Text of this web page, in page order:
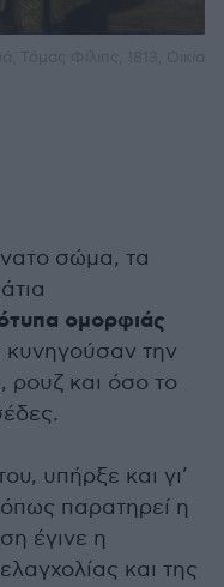
σώμα, τα
ομορφιάς
κυνηγούσαν την
ρουζ και όσο το
υπήρξε και γι’
παρατηρεί η
έγινε η
και της